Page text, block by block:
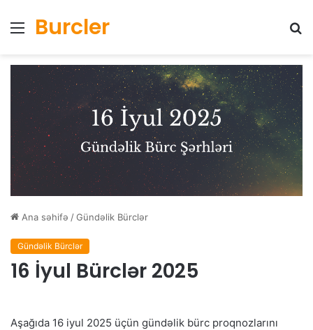
Menyu
Burcler
Ana səhifə /Gündəlik Bürclər
Gündəlik Bürclər
16 İyul Bürclər 2025
Aşağıda 16 iyul 2025 üçün gündəlik bürc proqnozlarını